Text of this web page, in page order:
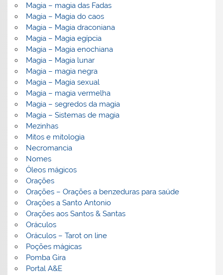
Magia – magia das Fadas
Magia – Magia do caos
Magia – Magia draconiana
Magia – Magia egípcia
Magia – Magia enochiana
Magia – Magia lunar
Magia – magia negra
Magia – Magia sexual
Magia – magia vermelha
Magia – segredos da magia
Magia – Sistemas de magia
Mezinhas
Mitos e mitologia
Necromancia
Nomes
Óleos mágicos
Orações
Orações – Orações a benzeduras para saúde
Orações a Santo Antonio
Orações aos Santos & Santas
Oráculos
Oráculos – Tarot on line
Poções mágicas
Pomba Gira
Portal A&E